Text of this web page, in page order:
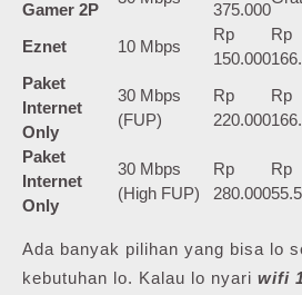
Gamer 2P
375.000
Eznet
10 Mbps
Rp
150.000
Rp
Paket
Internet
Only
30 Mbps
(FUP)
Rp
220.000
Rp
Paket
Internet
Only
30 Mbps
(High FUP)
Rp
280.000
Rp
Ada banyak pilihan yang bisa lo
kebutuhan lo. Kalau lo nyari wifi